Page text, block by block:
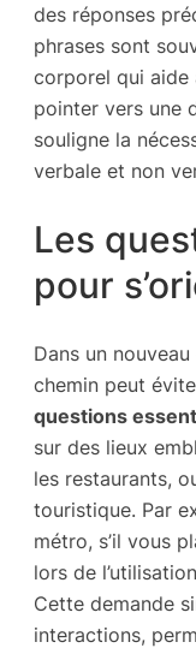
des réponses
phrases sont
corporel qui aide
pointer vers une
souligne la
verbale et non
Les
pour
Dans un
chemin peut
questions
sur des lieux
les restaurants,
touristique. Par
métro, s’il vous
lors de
Cette demande
interactions,